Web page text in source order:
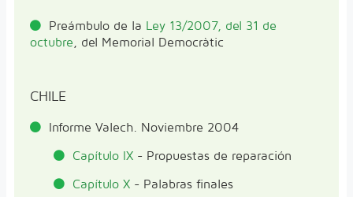
Preámbulo de la Ley 13/2007, del 31 de
octubre , del Memorial Democràtic
CHILE
Informe Valech. Noviembre 2004
Capítulo IX - Propuestas de reparación
Capítulo X - Palabras finales